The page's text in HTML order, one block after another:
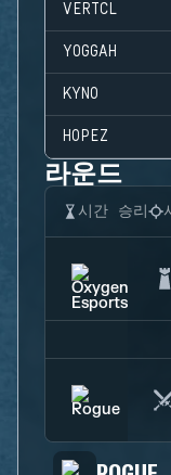
VERTCL
YOGGAH
KYNO
HOPEZ
라운드
시간 승리